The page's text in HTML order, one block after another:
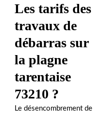
Les tarifs des
travaux de
débarras sur
la plagne
tarentaise
73210 ?
Le désencombrement de